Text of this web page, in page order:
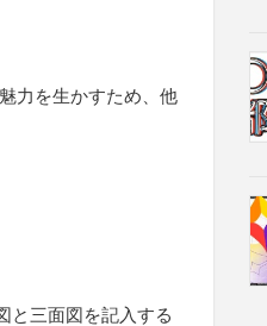
力を生かすため、他
と三面図を記入する